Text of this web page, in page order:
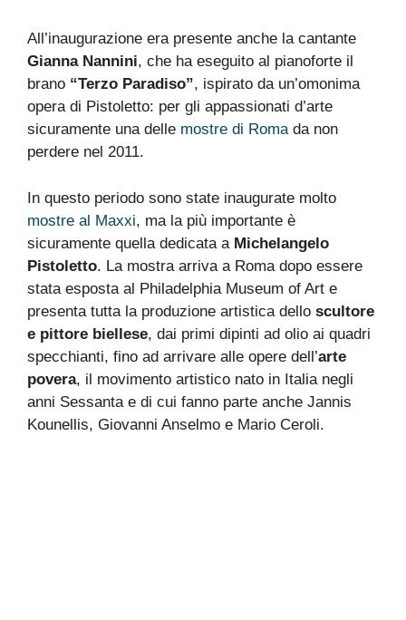
All’inaugurazione era presente anche la cantante
Gianna Nannini, che ha eseguito al pianoforte il
brano “Terzo Paradiso”, ispirato da un’omonima
opera di Pistoletto: per gli appassionati d’arte
sicuramente una delle mostre di Romada non
perdere nel 2011.
In questo periodo sono state inaugurate molto
mostre al Maxxi, ma la più importante è
sicuramente quella dedicata a Michelangelo
Pistoletto. La mostra arriva a Roma dopo essere
stata esposta al Philadelphia Museum of Art e
presenta tutta la produzione artistica dello scultore
e pittore biellese, dai primi dipinti ad olio ai quadri
specchianti, fino ad arrivare alle opere dell’arte
povera, il movimento artistico nato in Italia negli
anni Sessanta e di cui fanno parte anche Jannis
Kounellis, Giovanni Anselmo e Mario Ceroli.